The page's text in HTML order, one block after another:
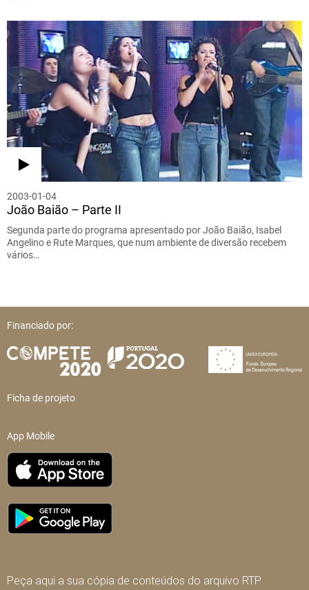
2003-01-04
João Baião – Parte II
Segunda parte do programa apresentado por João Baião, Isabel
Angelino e Rute Marques, que num ambiente de diversão recebem
vários…
Financiado por:
Ficha de projeto
App Mobile
Peça aqui a sua cópia de conteúdos do arquivo RTP